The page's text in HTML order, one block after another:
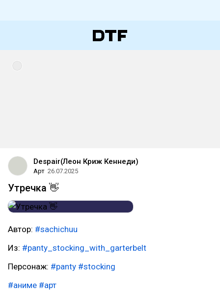
Despair(Леон Криж Кеннеди)
Арт 26.07.2025
Утречка 👋
Автор: #sachichuu
Из: #panty_stocking_with_garterbelt
Персонаж: #panty #stocking
#аниме #арт